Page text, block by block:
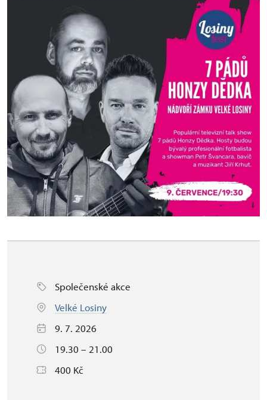
Společenské akce
Velké Losiny
9. 7. 2026
19.30 – 21.00
400 Kč